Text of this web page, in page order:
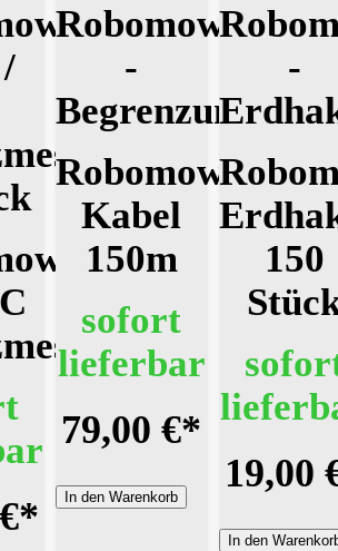
*
Robomow
-
Robomow
Kabel
150m
sofort
lieferbar
79,00 €*
In den Warenkorb
-
150
19,00
In den